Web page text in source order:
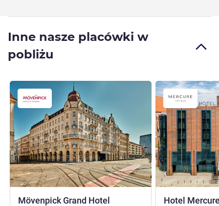
Inne nasze placówki w
pobliżu
Mövenpick Grand Hotel
Hotel